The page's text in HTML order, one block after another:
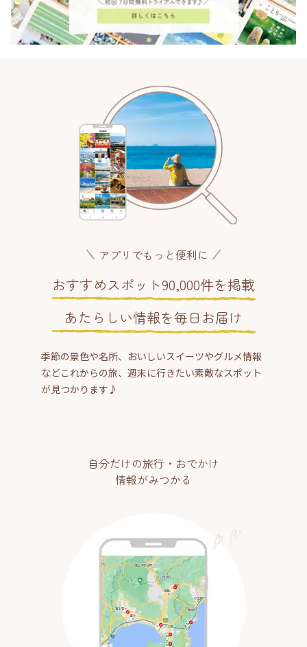
アプリでもっと便利に
おすすめスポット90,000件を掲載
あたらしい情報を毎日お届け
季節の景色や名所、おいしいスイーツやグルメ情報
などこれからの旅、週末に行きたい素敵なスポット
が見つかります♪
自分だけの旅行・おでかけ
情報がみつかる